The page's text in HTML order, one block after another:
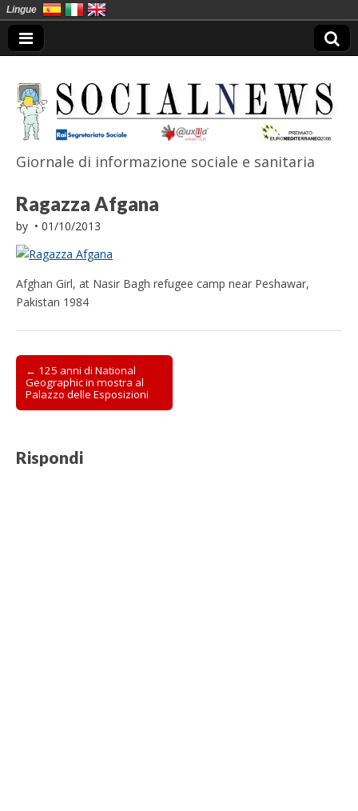
SocialNews
Giornale di informazione sociale e sanitaria
Ragazza Afgana
by • 01/10/2013
Afghan Girl, at Nasir Bagh refugee camp near Peshawar,
Pakistan 1984
Post
navigation
← 125 anni di National
Geographic in mostra al
Palazzo delle Esposizioni
Rispondi
Lingue